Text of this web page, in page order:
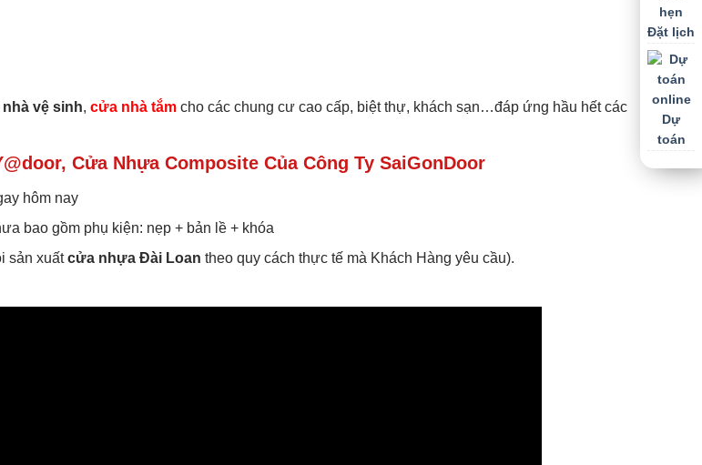
vệ sinh, cửa nhà tắm cho các chung cư cao cấp, biệt thự, khách sạn…đáp ứng hầu hết các
Cửa Nhựa Composite Của Công Ty SaiGonDoor
hôm nay
bao gồm phụ kiện: nẹp + bản lề + khóa
sản xuấtcửa nhựa Đài Loan theo quy cách thực tế mà Khách Hàng yêu cầu).
Đặt lịch
Dự
toán